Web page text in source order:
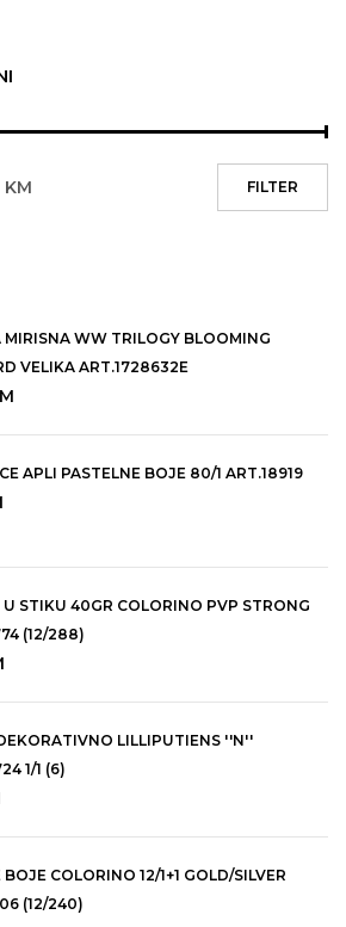
i kalendari
i muski
za pakovanje
za auto
i salovi zenski i muski
FILTER
MIRISNA WW TRILOGY BLOOMING
VELIKA ART.1728632E
APLI PASTELNE BOJE 80/1 ART.18919
U STIKU 40GR COLORINO PVP STRONG
(12/288)
LILLIPUTIENS ''N''
1/1 (6)
BOJE COLORINO 12/1+1 GOLD/SILVER
(12/240)